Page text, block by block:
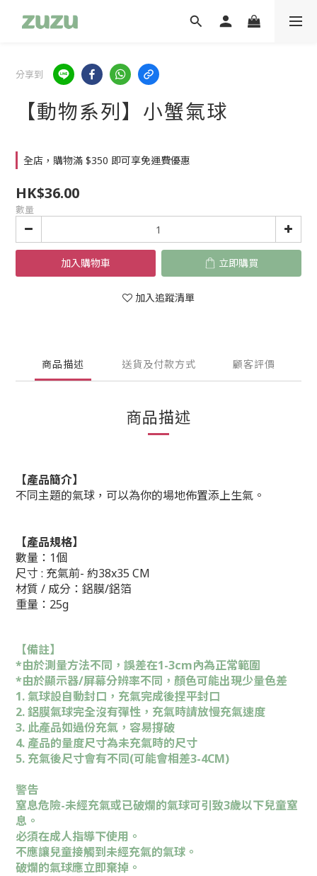
分享到
【動物系列】小蟹氣球
全店，購物滿 $350 即可享免運費優惠
HK$36.00
數量
加入購物車 立即購買
加入追蹤清單
商品描述 送貨及付款方式 顧客評價
商品描述
【產品簡介】
不同主題的氣球，可以為你的場地佈置添上生氣。
【產品規格】
數量：1個
尺寸 : 充氣前- 約38x35 CM
材質 / 成分：鋁膜/鋁箔
重量：25g
【備註】
*由於測量方法不同，誤差在1-3cm內為正常範圍
*由於顯示器/屏幕分辨率不同，顏色可能出現少量色差
1. 氣球設自動封口，充氣完成後捏平封口
2. 鋁膜氣球完全沒有彈性，充氣時請放慢充氣速度
3. 此產品如過份充氣，容易撐破
4. 產品的量度尺寸為未充氣時的尺寸
5. 充氣後尺寸會有不同(可能會相差3-4CM)
警告
窒息危險-未經充氣或已破爛的氣球可引致3歲以下兒童窒
息。
必須在成人指導下使用。
不應讓兒童接觸到未經充氣的氣球。
破爛的氣球應立即棄掉。